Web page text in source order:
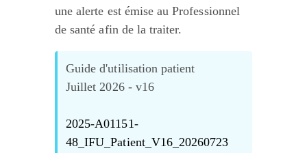
une alerte est émise au Professionnel
de santé afin de la traiter.
Guide d'utilisation patient
Juillet 2026 - v16
2025-A01151-
48_IFU_Patient_V16_20260723